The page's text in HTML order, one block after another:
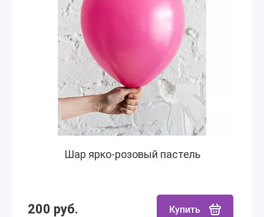
Шар ярко-розовый пастель
200 руб. Купить